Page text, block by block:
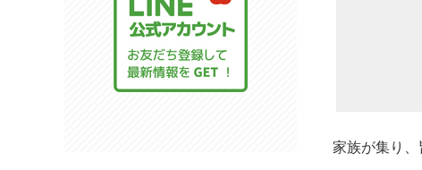
家族が集り、